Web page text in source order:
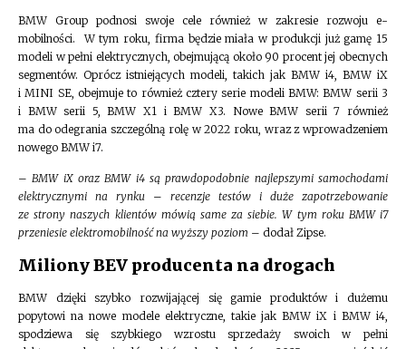
BMW Group podnosi swoje cele również w zakresie rozwoju e-
mobilności. W tym roku, firma będzie miała w produkcji już gamę 15
modeli w pełni elektrycznych, obejmującą około 90 procent jej obecnych
segmentów. Oprócz istniejących modeli, takich jak BMW i4, BMW iX
i MINI SE, obejmuje to również cztery serie modeli BMW: BMW serii 3
i BMW serii 5, BMW X1 i BMW X3. Nowe BMW serii 7 również
ma do odegrania szczególną rolę w 2022 roku, wraz z wprowadzeniem
nowego BMW i7.
–BMW iX oraz BMW i4 są prawdopodobnie najlepszymi samochodami
elektrycznymi na rynku – recenzje testów i duże zapotrzebowanie
ze strony naszych klientów mówią same za siebie. W tym roku BMW i7
przeniesie elektromobilność na wyższy poziom – dodał Zipse.
Miliony BEV producenta na drogach
BMW dzięki szybko rozwijającej się gamie produktów i dużemu
popytowi na nowe modele elektryczne, takie jak BMW iX i BMW i4,
spodziewa się szybkiego wzrostu sprzedaży swoich w pełni